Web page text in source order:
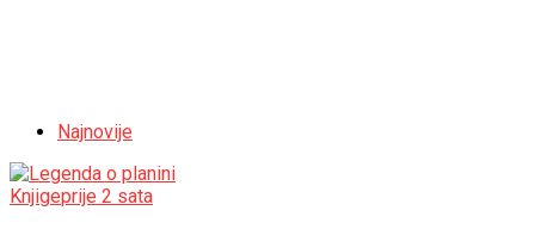
Najnovije
Knjigeprije 2 sata